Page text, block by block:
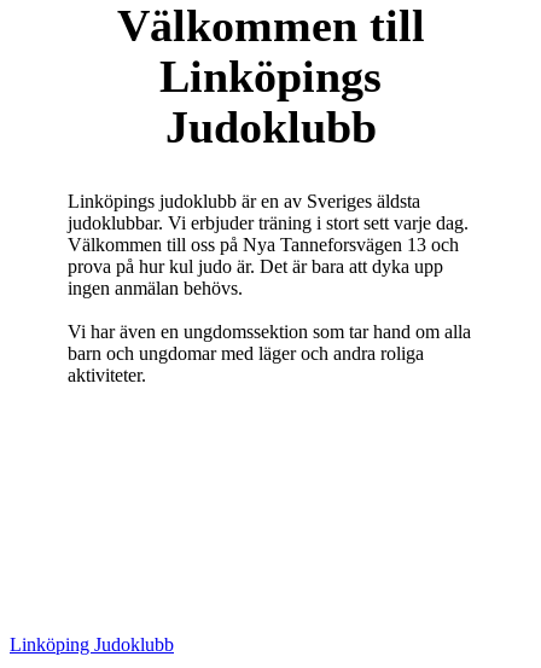
Välkommen till
Linköpings
Judoklubb
Linköpings judoklubb är en av Sveriges äldsta
judoklubbar. Vi erbjuder träning i stort sett varje dag.
Välkommen till oss på Nya Tanneforsvägen 13 och
prova på hur kul judo är. Det är bara att dyka upp
ingen anmälan behövs.
Vi har även en ungdomssektion som tar hand om alla
barn och ungdomar med läger och andra roliga
aktiviteter.
Linköping Judoklubb